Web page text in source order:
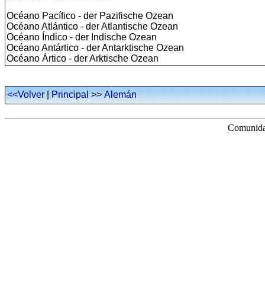
Océano Pacífico - der Pazifische Ozean
Océano Atlántico - der Atlantische Ozean
Océano Índico - der Indische Ozean
Océano Antártico - der Antarktische Ozean
Océano Ártico - der Arktische Ozean
<<Volver|Principal>>Alemán